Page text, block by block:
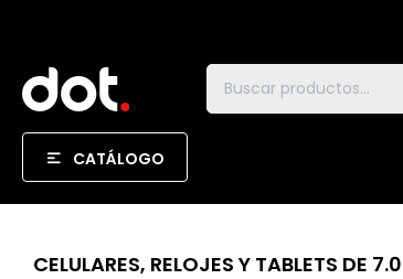
CATÁLOGO
CELULARES, RELOJES Y TABLETS DE 7.0